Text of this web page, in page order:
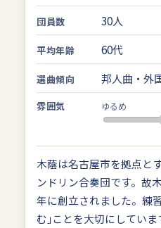
団員数 30人
平均年齢 60代
選曲傾向 邦人曲・外
雰囲気 ゆるめ
木蔭は名古屋市を拠点と
ンドリン合奏団です。故
年に創立されました。練
む｣ことを大切にしてい